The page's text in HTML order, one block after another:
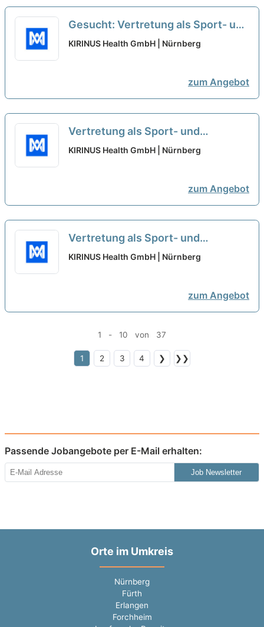
Gesucht: Vertretung als Sport- und
Körpertherapeut (m/w/d) - Minijob
KIRINUS Health GmbH | Nürnberg
zum Angebot
Vertretung als Sport- und
Körpertherapeut (m/w/d) - Minijob
KIRINUS Health GmbH | Nürnberg
zum Angebot
Vertretung als Sport- und
Körpertherapeut (m/w/d) - Minijob
KIRINUS Health GmbH | Nürnberg
zum Angebot
1 - 10 von 37
1 2 3 4 ❯ ❯❯
Passende Jobangebote per E-Mail erhalten:
Job Newsletter
Orte im Umkreis
Nürnberg
Fürth
Erlangen
Forchheim